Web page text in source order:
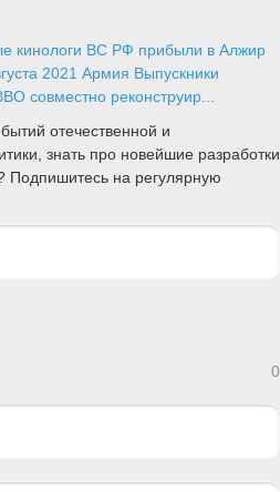
кинологи ВС РФ прибыли в Алжир
2021 Армия Выпускники
совместно реконструир...
отечественной и
знать про новейшие разработки
на регулярную
0